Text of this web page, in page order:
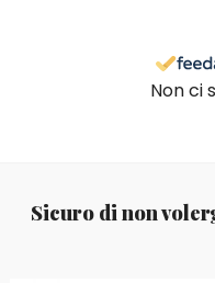
Non ci
Sicuro di non